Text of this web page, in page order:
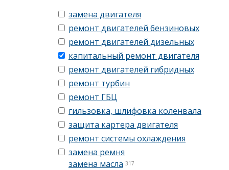
замена двигателя
ремонт двигателей бензиновых
ремонт двигателей дизельных
капитальный ремонт двигателя
ремонт двигателей гибридных
ремонт турбин
ремонт ГБЦ
гильзовка, шлифовка коленвала
защита картера двигателя
ремонт системы охлаждения
замена ремня
замена масла 317